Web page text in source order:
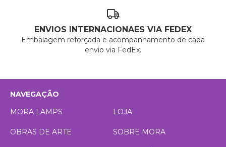
ENVIOS INTERNACIONAES VIA FEDEX
Embalagem reforçada e acompanhamento de cada
envio via FedEx.
NAVEGAÇÃO
MORA LAMPS
LOJA
OBRAS DE ARTE SOBRE MORA